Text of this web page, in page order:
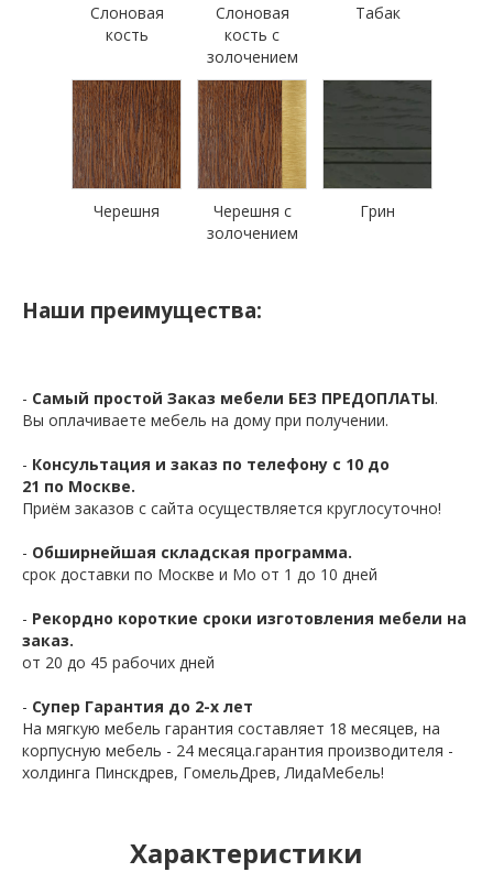
Слоновая
кость
Слоновая
кость с
золочением
Табак
Черешня
Черешня с
золочением
Грин
Наши преимущества:
- Самый простой Заказ мебели БЕЗ ПРЕДОПЛАТЫ.
Вы оплачиваете мебель на дому при получении.
- Консультация и заказ по телефону с 10 до
21 по Москве.
Приём заказов с сайта осуществляется круглосуточно!
- Обширнейшая складская программа.
срок доставки по Москве и Мо от 1 до 10 дней
- Рекордно короткие сроки изготовления мебели на
заказ.
от 20 до 45 рабочих дней
- Супер Гарантия до 2-х лет
На мягкую мебель гарантия составляет 18 месяцев, на
корпусную мебель - 24 месяца.гарантия производителя -
холдинга Пинскдрев, ГомельДрев, ЛидаМебель!
Характеристики